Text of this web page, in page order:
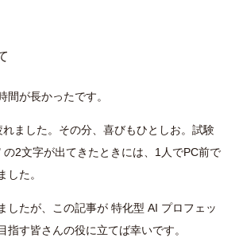
間が長かったです。
ました。その分、喜びもひとしお。試験
の2文字が出てきたときには、1人でPC前で
した。
したが、この記事が 特化型 AI プロフェッ
指す皆さんの役に立てば幸いです。